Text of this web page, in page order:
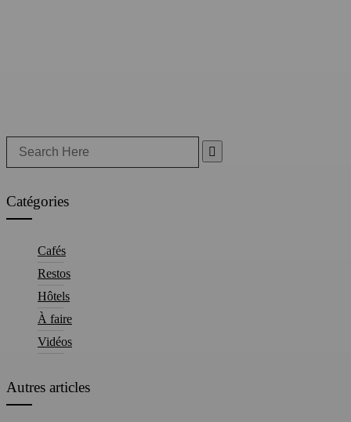
for:
Catégories
Cafés
Restos
Hôtels
À faire
Vidéos
Autres articles